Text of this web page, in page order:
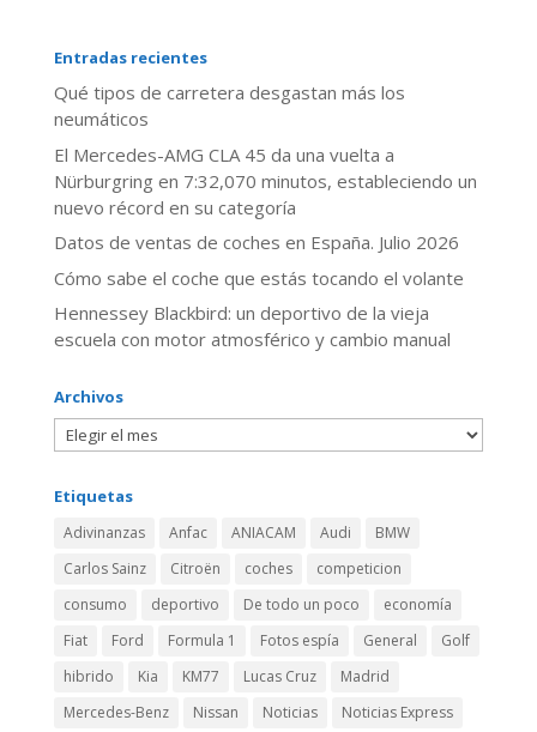
Entradas recientes
Qué tipos de carretera desgastan más los
neumáticos
El Mercedes-AMG CLA 45 da una vuelta a
Nürburgring en 7:32,070 minutos, estableciendo un
nuevo récord en su categoría
Datos de ventas de coches en España. Julio 2026
​Cómo sabe el coche que estás tocando el volante
Hennessey Blackbird: un deportivo de la vieja
escuela con motor atmosférico y cambio manual
Archivos
Etiquetas
Adivinanzas Anfac ANIACAM Audi
BMW
Carlos Sainz
Citroën coches
competicion
consumo
deportivo De todo un poco
economía
Fiat
Ford Formula 1 Fotos espía General
Golf
hibrido
Kia KM77 Lucas Cruz
Madrid
Mercedes-Benz
Nissan Noticias
Noticias Express